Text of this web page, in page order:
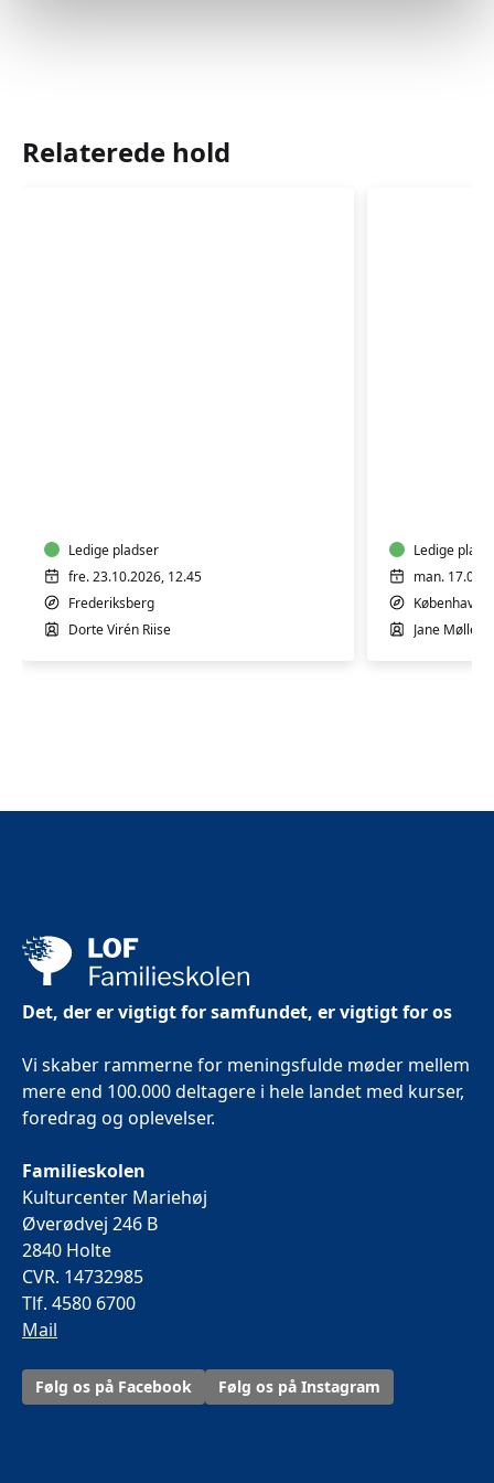
Relaterede hold
Ledige pladser
fre. 23.10.2026, 12.45
Frederiksberg
Dorte Virén Riise
Ledige
man.
København
Jane
Det, der er vigtigt for samfundet, er vigtigt for os
Vi skaber rammerne for meningsfulde møder mellem
mere end 100.000 deltagere i hele landet med kurser,
foredrag og oplevelser.
Familieskolen
Kulturcenter Mariehøj
Øverødvej 246 B
2840 Holte
CVR. 14732985
Tlf. 4580 6700
Mail
Følg os på Facebook Følg os på Instagram